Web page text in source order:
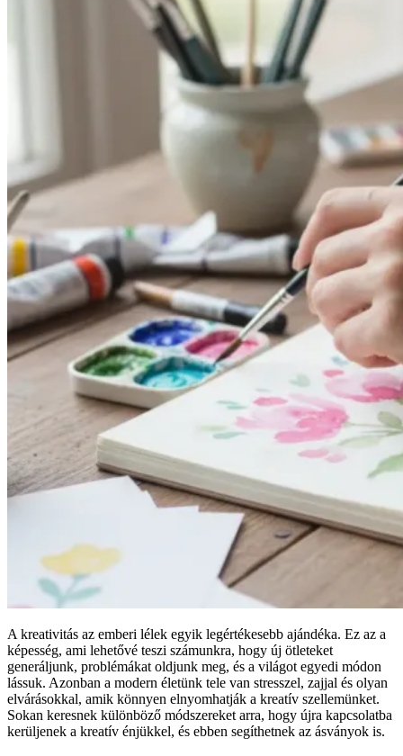
A kreativitás az emberi lélek egyik legértékesebb ajándéka. Ez az a
képesség, ami lehetővé teszi számunkra, hogy új ötleteket
generáljunk, problémákat oldjunk meg, és a világot egyedi módon
lássuk. Azonban a modern életünk tele van stresszel, zajjal és olyan
elvárásokkal, amik könnyen elnyomhatják a kreatív szellemünket.
Sokan keresnek különböző módszereket arra, hogy újra kapcsolatba
kerüljenek a kreatív énjükkel, és ebben segíthetnek az ásványok is.